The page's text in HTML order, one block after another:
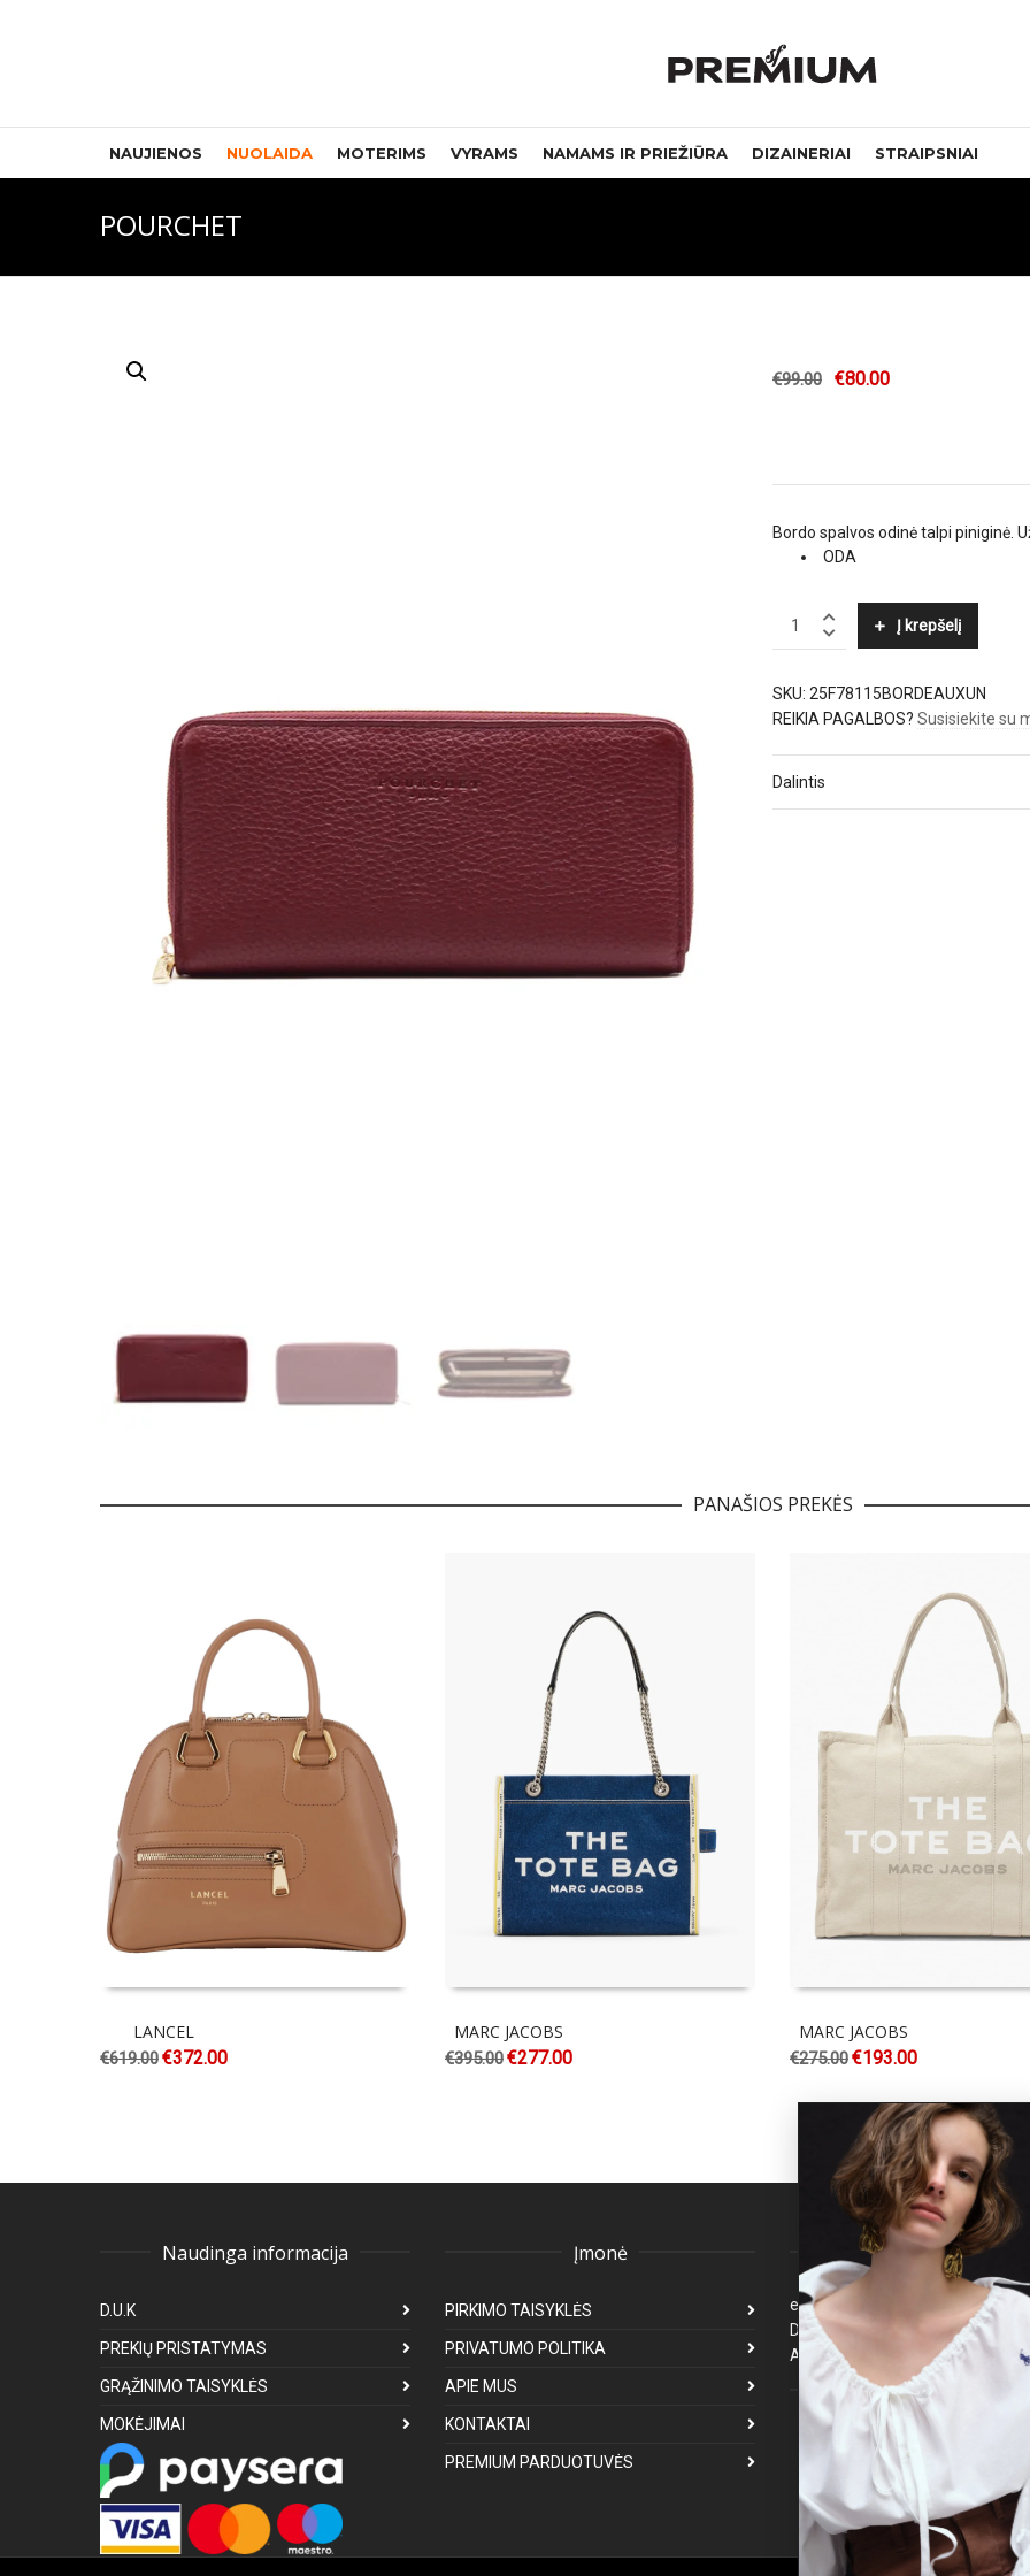
NAUJIENOS NUOLAIDA MOTERIMS VYRAMS NAMAMS IR PRIEŽIŪRA DIZAINERIAI STRAIPSNIAI
POURCHET
€99.00 €80.00
Bordo spalvos odinė talpi piniginė.
ODA
POURCHET
quantity
Į krepšelį
SKU: 25F78115BORDEAUXUN
REIKIA PAGALBOS? Susisiekite su
Dalintis
PANAŠIOS PREKĖS
LANCEL
€619.00€372.00
MARC JACOBS
€395.00€277.00
MARC JACOBS
€275.00€193.00
Naudinga informacija
D.U.K
PREKIŲ PRISTATYMAS
GRĄŽINIMO TAISYKLĖS
MOKĖJIMAI
Įmonė
PIRKIMO TAISYKLĖS
PRIVATUMO POLITIKA
APIE MUS
KONTAKTAI
PREMIUM PARDUOTUVĖS
Klientų aptarnavimas
Darbo laikas: I-V 8:00-17:00
Atsakymas per 1-3 darbo dienas
Mus galite rasti